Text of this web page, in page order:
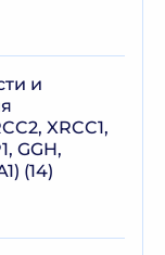
и
XRCC1,
GGH,
(14)